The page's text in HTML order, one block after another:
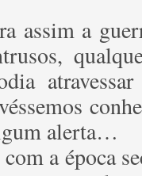
assim a
alerta…
a época